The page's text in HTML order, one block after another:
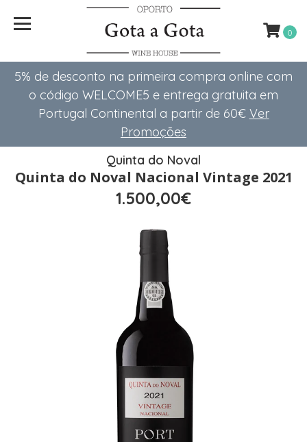
5% de desconto na primeira compra online com
o código WELCOME5 e entrega gratuita em
Portugal Continental a partir de 60€ Ver
Promoções
0
Quinta do Noval
Quinta do Noval Nacional Vintage 2021
1.500,00€